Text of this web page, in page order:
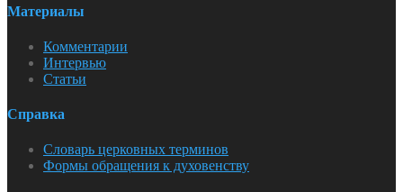
Материалы
Комментарии
Интервью
Статьи
Справка
Словарь церковных терминов
Формы обращения к духовенству